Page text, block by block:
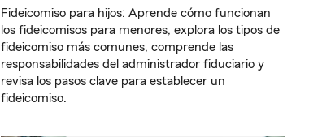
Fideicomiso para hijos: Aprende cómo funcionan
los fideicomisos para menores, explora los tipos de
fideicomiso más comunes, comprende las
responsabilidades del administrador fiduciario y
revisa los pasos clave para establecer un
fideicomiso.